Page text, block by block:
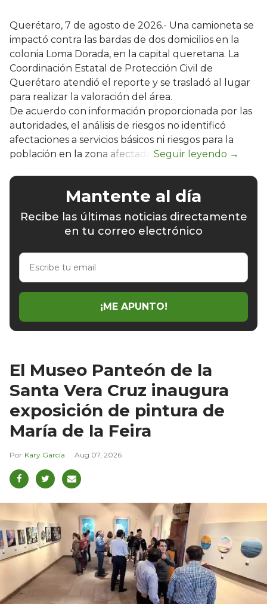
Querétaro, 7 de agosto de 2026.- Una camioneta se
impactó contra las bardas de dos domicilios en la
colonia Loma Dorada, en la capital queretana. La
Coordinación Estatal de Protección Civil de
Querétaro atendió el reporte y se trasladó al lugar
para realizar la valoración del área.
De acuerdo con información proporcionada por las
autoridades, el análisis de riesgos no identificó
afectaciones a servicios básicos ni riesgos para la
población en la zona afectada.
Mantente al día
Recibe las últimas noticias directamente
en tu correo electrónico
Escribe
email
¡ME APUNTO!
El Museo Panteón de la
Santa Vera Cruz inaugura
exposición de pintura de
María de la Feira
Kary García Aug 07, 2026